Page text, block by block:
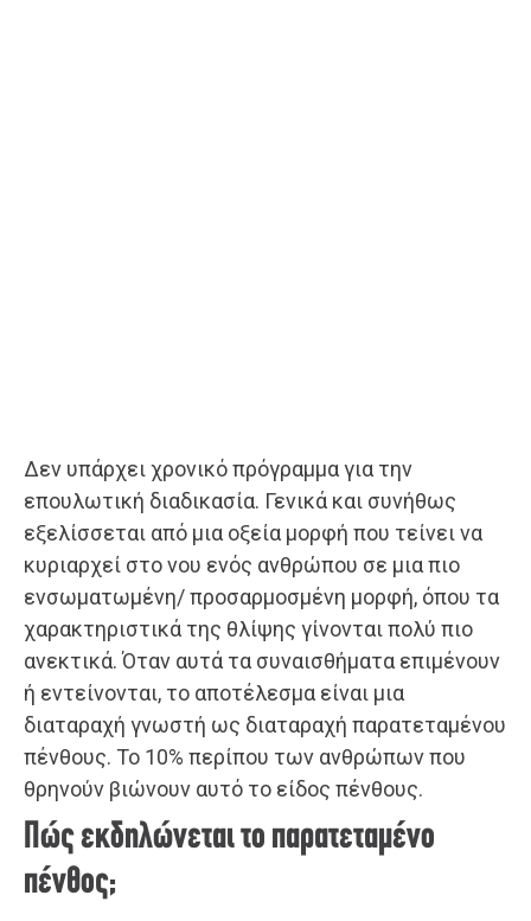
Δεν υπάρχει χρονικό πρόγραμμα για την
επουλωτική διαδικασία. Γενικά και συνήθως
εξελίσσεται από μια οξεία μορφή που τείνει να
κυριαρχεί στο νου ενός ανθρώπου σε μια πιο
ενσωματωμένη/ προσαρμοσμένη μορφή, όπου τα
χαρακτηριστικά της θλίψης γίνονται πολύ πιο
ανεκτικά. Όταν αυτά τα συναισθήματα επιμένουν
ή εντείνονται, το αποτέλεσμα είναι μια
διαταραχή γνωστή ως διαταραχή παρατεταμένου
πένθους. Το 10% περίπου των ανθρώπων που
θρηνούν βιώνουν αυτό το είδος πένθους.
Πώς εκδηλώνεται το παρατεταμένο
πένθος;